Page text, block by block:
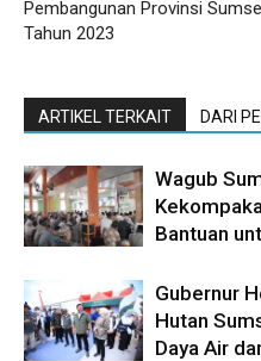
Pembangunan Provinsi
Tahun 2023
ARTIKEL TERKAIT DARI
Wagub
Bantuan
Gubernur
Hutan
Daya Air